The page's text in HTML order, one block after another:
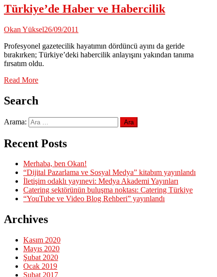
Türkiye’de Haber ve Habercilik
Okan Yüksel26/09/2011
Profesyonel gazetecilik hayatımın dördüncü ayını da geride
bırakırken; Türkiye’deki habercilik anlayışını yakından tanıma
fırsatım oldu.
Read More
Search
Arama:
Recent Posts
Merhaba, ben Okan!
“Dijital Pazarlama ve Sosyal Medya” kitabım yayınlandı
İletişim odaklı yayınevi: Medya Akademi Yayınları
Catering sektörünün buluşma noktası: Catering Türkiye
“YouTube ve Video Blog Rehberi” yayınlandı
Archives
Kasım 2020
Mayıs 2020
Şubat 2020
Ocak 2019
Şubat 2017